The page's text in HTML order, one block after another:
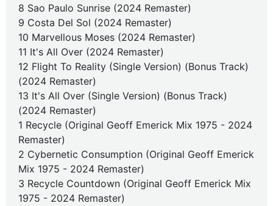
8 Sao Paulo Sunrise (2024 Remaster)
9 Costa Del Sol (2024 Remaster)
10 Marvellous Moses (2024 Remaster)
11 It's All Over (2024 Remaster)
12 Flight To Reality (Single Version) (Bonus Track)
(2024 Remaster)
13 It's All Over (Single Version) (Bonus Track)
(2024 Remaster)
1 Recycle (Original Geoff Emerick Mix 1975 - 2024
Remaster)
2 Cybernetic Consumption (Original Geoff Emerick
Mix 1975 - 2024 Remaster)
3 Recycle Countdown (Original Geoff Emerick Mix
1975 - 2024 Remaster)